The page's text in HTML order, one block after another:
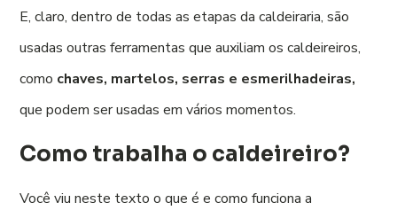
E, claro, dentro de todas as etapas da caldeiraria, são
usadas outras ferramentas que auxiliam os caldeireiros,
como chaves, martelos, serras e esmerilhadeiras,
que podem ser usadas em vários momentos.
Como trabalha o caldeireiro?
Você viu neste texto o que é e como funciona a